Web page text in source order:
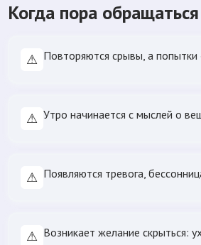
Когда пора
⚠ Повторяются срывы, а попытки
⚠ Утро начинается с мыслей о
⚠ Появляются тревога,
⚠ Возникает желание скрыться: